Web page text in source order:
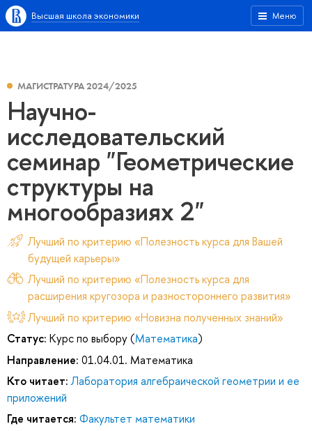
Меню
Высшая школа экономики
МАГИСТРАТУРА 2024/2025
Научно-
исследовательский
семинар "Геометрические
структуры на
многообразиях 2"
Лучший по критерию «Полезность курса для Вашей
будущей карьеры»
Лучший по критерию «Полезность курса для
расширения кругозора и разностороннего развития»
Лучший по критерию «Новизна полученных знаний»
Статус: Курс по выбору (Математика)
Направление: 01.04.01. Математика
Кто читает: Лаборатория алгебраической геометрии и ее
приложений
Где читается: Факультет математики